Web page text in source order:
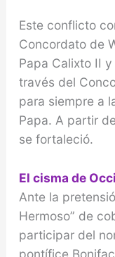
Este conflicto
Concordato de
Papa Calixto II
través del
para siempre a
Papa. A partir
se fortaleció.
El cisma de
Ante la
Her­moso” de
participar del
pontífice